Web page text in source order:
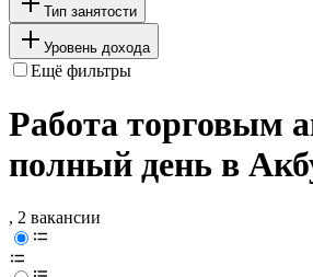
Тип занятости
Уровень дохода
Ещё фильтры
Работа торговым
полный день в
, 2 вакансии